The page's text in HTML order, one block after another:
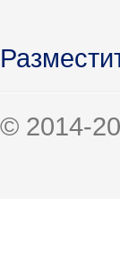
© 2014-